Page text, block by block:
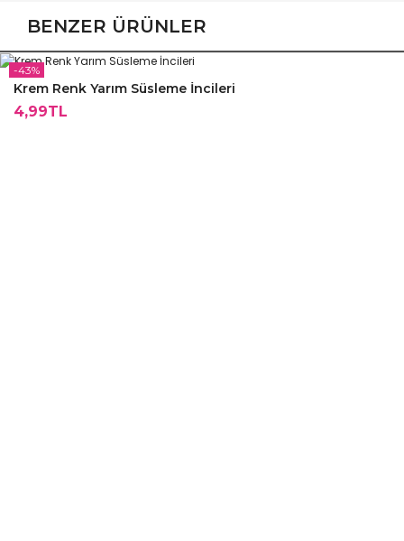
BENZER ÜRÜNLER
Krem Renk Yarım Süsleme İncileri
4,99TL
-43%